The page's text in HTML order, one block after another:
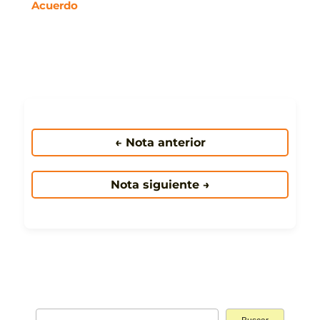
Acuerdo
← Nota anterior
Nota siguiente →